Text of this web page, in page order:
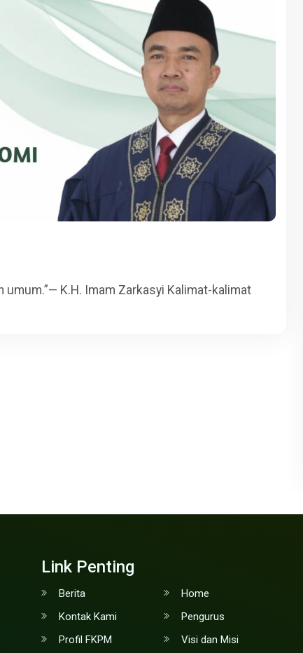
K.H. Imam Zarkasyi Kalimat-kalimat
Link Penting
Berita
Home
Kontak Kami
Pengurus
Profil FKPM
Visi dan Misi